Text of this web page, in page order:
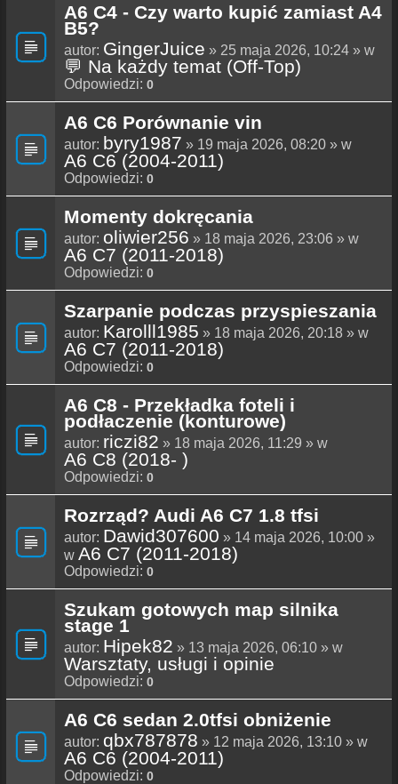
A6 C4 - Czy warto kupić zamiast A4
B5?
autor: GingerJuice » 25 maja 2026, 10:24 » w
💬 Na każdy temat (Off-Top)
Odpowiedzi: 0
A6 C6 Porównanie vin
autor: byry1987 » 19 maja 2026, 08:20 » w
A6 C6 (2004-2011)
Odpowiedzi: 0
Momenty dokręcania
autor: oliwier256 » 18 maja 2026, 23:06 » w
A6 C7 (2011-2018)
Odpowiedzi: 0
Szarpanie podczas przyspieszania
autor: Karolll1985 » 18 maja 2026, 20:18 » w
A6 C7 (2011-2018)
Odpowiedzi: 0
A6 C8 - Przekładka foteli i
podłaczenie (konturowe)
autor: riczi82 » 18 maja 2026, 11:29 » w
A6 C8 (2018- )
Odpowiedzi: 0
Rozrząd? Audi A6 C7 1.8 tfsi
autor: Dawid307600 » 14 maja 2026, 10:00 »
w A6 C7 (2011-2018)
Odpowiedzi: 0
Szukam gotowych map silnika
stage 1
autor: Hipek82 » 13 maja 2026, 06:10 » w
Warsztaty, usługi i opinie
Odpowiedzi: 0
A6 C6 sedan 2.0tfsi obniżenie
autor: qbx787878 » 12 maja 2026, 13:10 » w
A6 C6 (2004-2011)
Odpowiedzi: 0